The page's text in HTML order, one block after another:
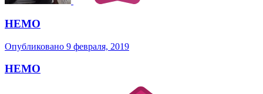
НЕМО
Опубликовано 9 февраля, 2019
НЕМО